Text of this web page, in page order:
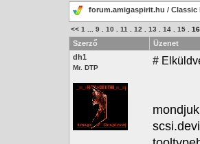
forum.amigaspirit.hu / Classic
<< 1 9 10 11 12 13 14 15 16
Szerző
Üzenet
dh1
Mr. DTP
#